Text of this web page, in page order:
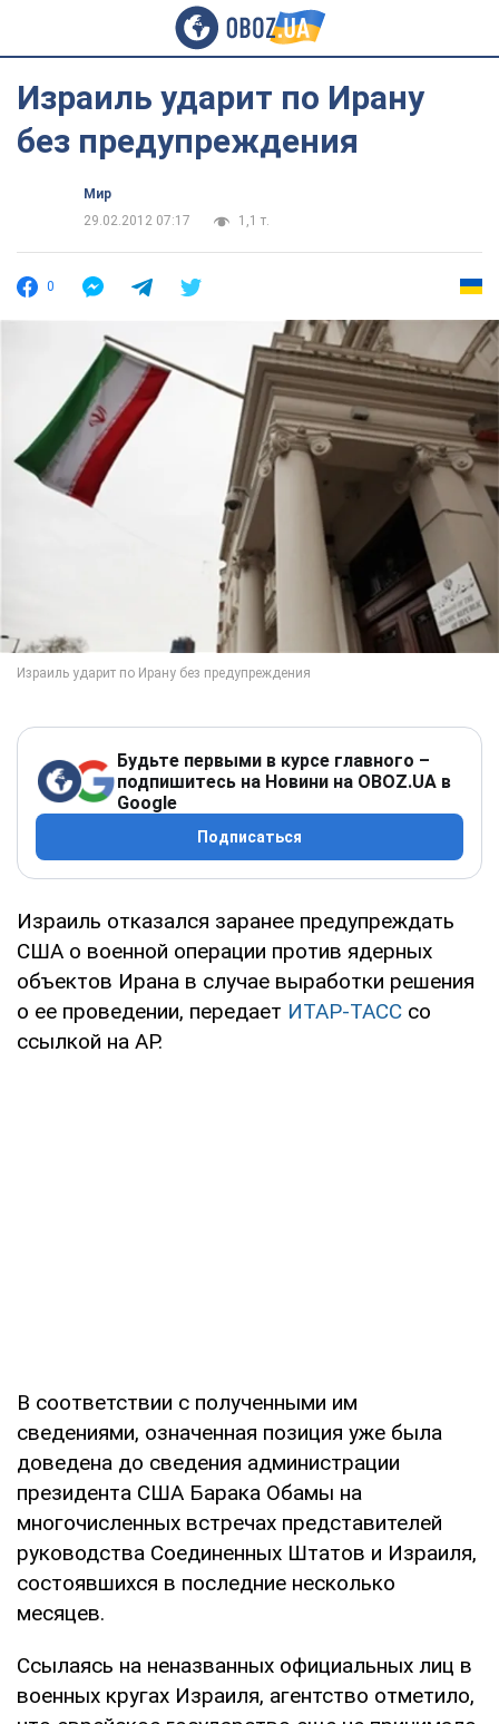
Израиль ударит по Ирану
без предупреждения
Мир
29.02.2012 07:17
1,1 т.
0
Будьте первыми в курсе главного –
подпишитесь на Новини на OBOZ.UA в
Google
Подписаться
Израиль отказался заранее предупреждать
США о военной операции против ядерных
объектов Ирана в случае выработки решения
о ее проведении, передает ИТАР-ТАСС со
ссылкой на AP.
В соответствии с полученными им
сведениями, означенная позиция уже была
доведена до сведения администрации
президента США Барака Обамы на
многочисленных встречах представителей
руководства Соединенных Штатов и Израиля,
состоявшихся в последние несколько
месяцев.
Ссылаясь на неназванных официальных лиц в
военных кругах Израиля, агентство отметило,